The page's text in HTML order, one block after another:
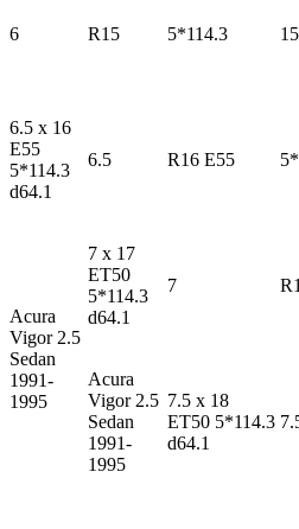
6 R15 5*114.3 15
6.5 x 16
E55
5*114.3
d64.1
6.5 R16 E55
Acura
Vigor 2.5
Sedan
1991-
1995
7 x 17
ET50
5*114.3
d64.1
7
Acura
Vigor 2.5
Sedan
1991-
1995
7.5 x 18
ET50 5*114.3
d64.1